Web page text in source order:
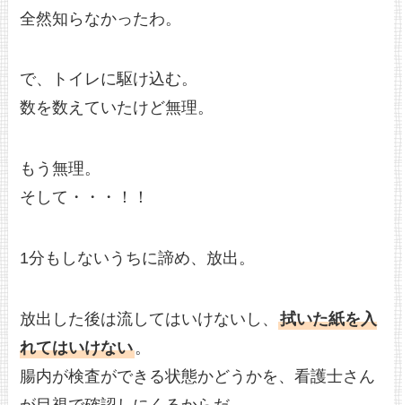
全然知らなかったわ。
で、トイレに駆け込む。
数を数えていたけど無理。
もう無理。
そして・・・！！
1分もしないうちに諦め、放出。
放出した後は流してはいけないし、拭いた紙を入
れてはいけない。
腸内が検査ができる状態かどうかを、看護士さん